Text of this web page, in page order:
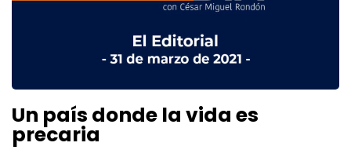
Un país donde la vida es
precaria